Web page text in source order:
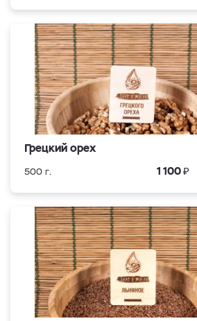
Грецкий орех
500 г. 1 100₽